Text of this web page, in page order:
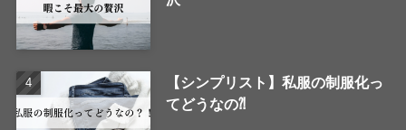
【シンプリスト】私服の制服化っ
てどうなの⁈